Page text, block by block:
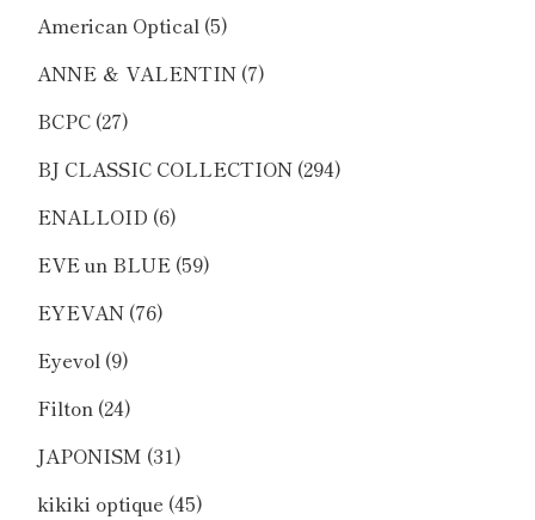
American Optical (5)
ANNE ＆ VALENTIN (7)
BCPC (27)
BJ CLASSIC COLLECTION (294)
ENALLOID (6)
EVE un BLUE (59)
EYEVAN (76)
Eyevol (9)
Filton (24)
JAPONISM (31)
kikiki optique (45)